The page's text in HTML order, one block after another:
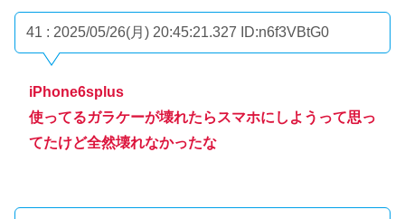
41 : 2025/05/26(月) 20:45:21.327 ID:n6f3VBtG0
iPhone6splus
使ってるガラケーが壊れたらスマホにしようって思っ
てたけど全然壊れなかったな